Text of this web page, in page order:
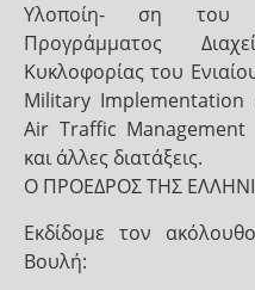
Υλοποίη- ση του
Προγράμματος
Κυκλοφορίας του
Military Implementation
Air Traffic
και άλλες διατάξεις.
O ΠΡΟΕΔΡΟΣ ΤΗΣ
Εκδίδομε τον
Βουλή: